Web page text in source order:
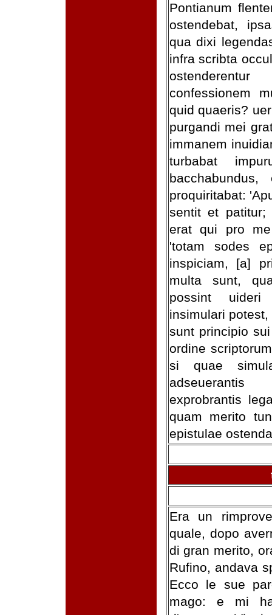
Pontianum
ostendebat,
qua dixi
infra scribta
confessionem
quid quaeris?
purgandi mei
immanem
turbabat
proquiritabat:
sentit et patitur;
erat qui pro
'totam sodes
inspiciam, [a]
multa sunt,
possint
insimulari
sunt principio
ordine
si quae
exprobrantis
quam merito
epistulae
Era un
quale, dopo
di gran merito,
Rufino, andava
Ecco le sue
mago: e mi